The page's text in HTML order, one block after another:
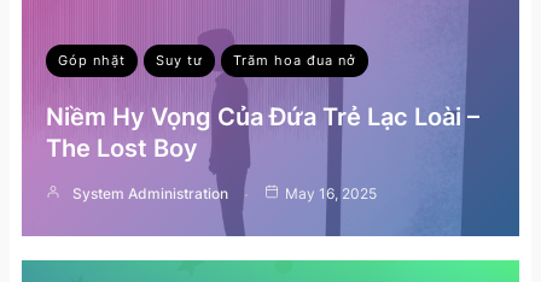
Góp nhặt Suy tư Trăm hoa đua nở
Niềm Hy Vọng Của Đứa Trẻ Lạc Loài –
The Lost Boy
System Administration May 16, 2025